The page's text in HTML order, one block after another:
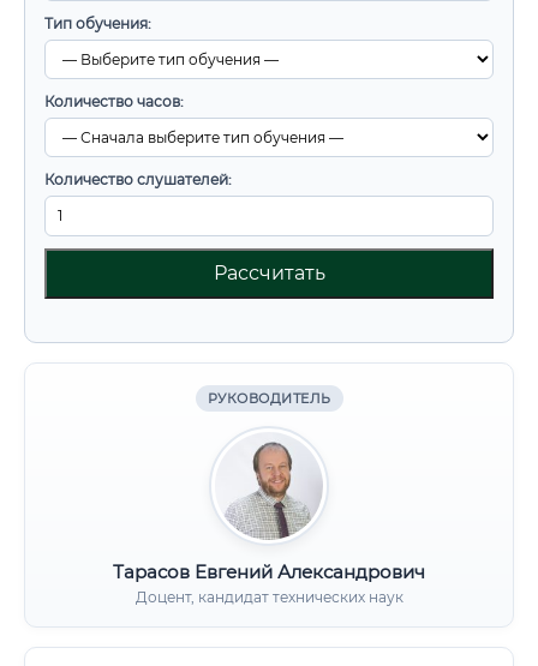
Тип обучения:
Количество часов:
Количество слушателей:
Рассчитать
РУКОВОДИТЕЛЬ
Тарасов Евгений Александрович
Доцент, кандидат технических наук